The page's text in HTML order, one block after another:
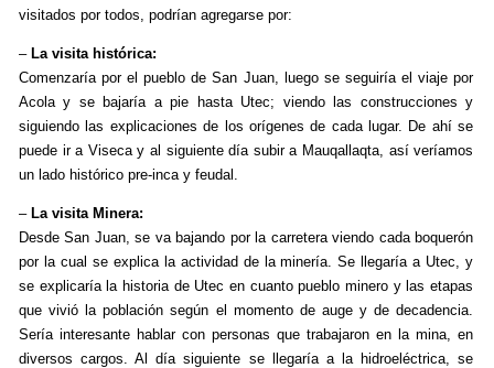
visitados por todos, podrían agregarse por:
– La visita histórica:
Comenzaría por el pueblo de San Juan, luego se seguiría el viaje por
Acola y se bajaría a pie hasta Utec; viendo las construcciones y
siguiendo las explicaciones de los orígenes de cada lugar. De ahí se
puede ir a Viseca y al siguiente día subir a Mauqallaqta, así veríamos
un lado histórico pre-inca y feudal.
– La visita Minera:
Desde San Juan, se va bajando por la carretera viendo cada boquerón
por la cual se explica la actividad de la minería. Se llegaría a Utec, y
se explicaría la historia de Utec en cuanto pueblo minero y las etapas
que vivió la población según el momento de auge y de decadencia.
Sería interesante hablar con personas que trabajaron en la mina, en
diversos cargos. Al día siguiente se llegaría a la hidroeléctrica, se